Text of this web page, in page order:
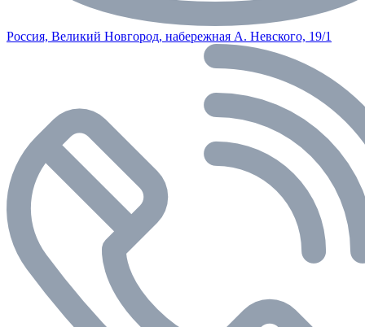
Россия, Великий Новгород, набережная А. Невского, 19/1